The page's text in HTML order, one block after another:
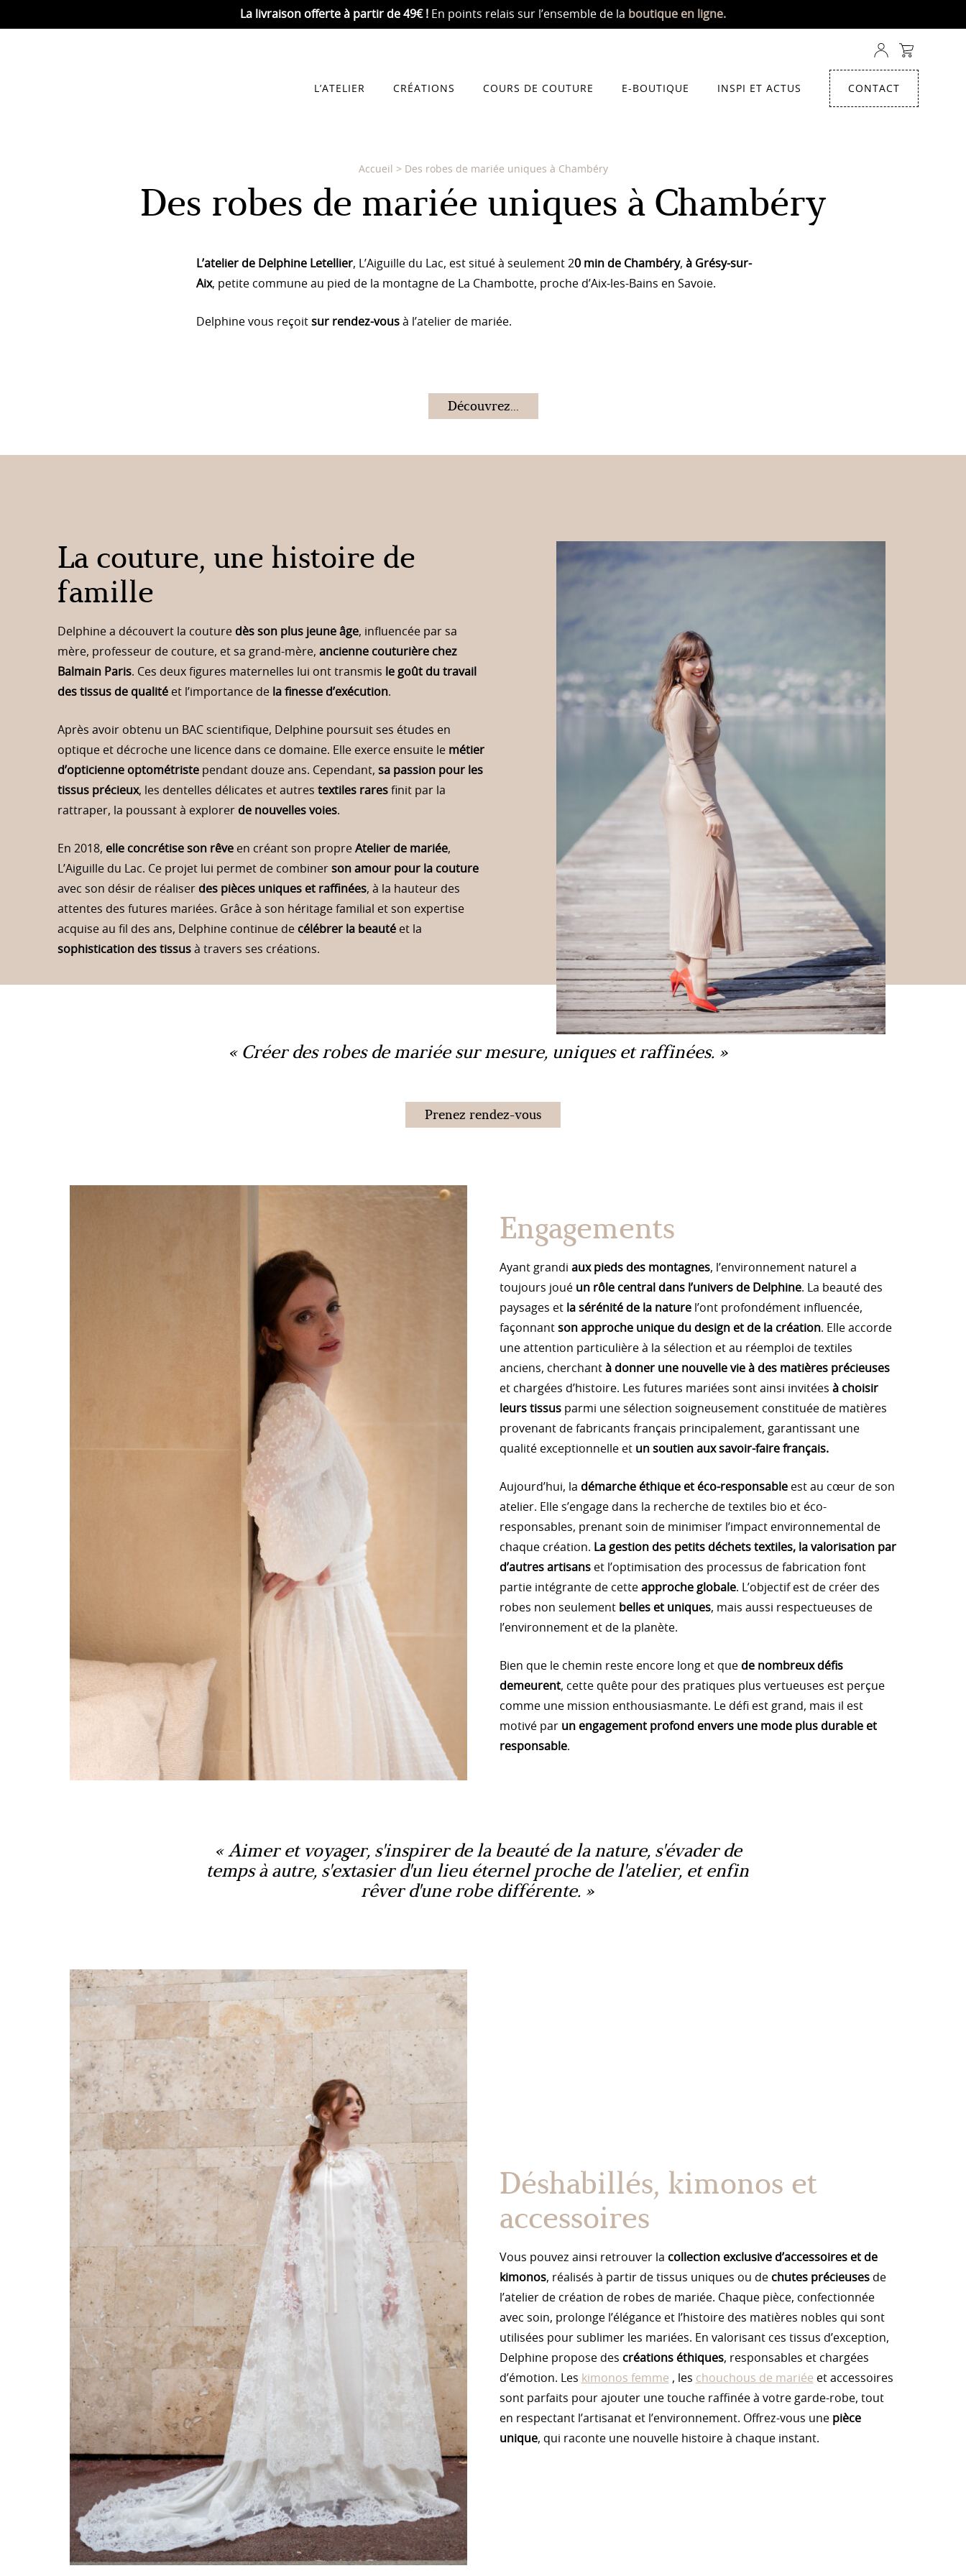
La livraison offerte à partir de 49€ ! En points relais sur l’ensemble de la boutique en ligne.
L’ATELIER CRÉATIONS COURS DE COUTURE E-BOUTIQUE INSPI ET ACTUS CONTACT
Accueil > Des robes de mariée uniques à Chambéry
Des robes de mariée uniques à Chambéry
L’atelier de Delphine Letellier, L’Aiguille du Lac, est situé à seulement 20 min de Chambéry, à Grésy-sur-
Aix, petite commune au pied de la montagne de La Chambotte, proche d’Aix-les-Bains en Savoie.
Delphine vous reçoit sur rendez-vous à l’atelier de mariée.
Découvrez...
La couture, une histoire de
famille
Delphine a découvert la couture dès son plus jeune âge, influencée par sa
mère, professeur de couture, et sa grand-mère, ancienne couturière chez
Balmain Paris. Ces deux figures maternelles lui ont transmis
le goût du travail
des tissus de qualité et l’importance de la finesse d’exécution.
Après avoir obtenu un BAC scientifique, Delphine poursuit ses études en
optique et décroche une licence dans ce domaine. Elle exerce ensuite le métier
d’opticienne optométriste pendant douze ans. Cependant, sa passion pour les
tissus précieux, les dentelles délicates et autres textiles rares finit par la
rattraper, la poussant à explorer de nouvelles voies.
En 2018, elle concrétise son rêve en créant son propre Atelier de mariée,
L’Aiguille du Lac. Ce projet lui permet de combiner son amour pour la couture
avec son désir de réaliser des pièces uniques et raffinées, à la hauteur des
attentes des futures mariées. Grâce à son héritage familial et son expertise
acquise au fil des ans, Delphine continue de célébrer la beauté et la
sophistication des tissus à travers ses créations.
Créer des robes de mariée sur mesure, uniques et raffinées.
Prenez rendez-vous
Engagements
Ayant grandi aux pieds des montagnes, l’environnement naturel a
toujours joué un rôle central dans l’univers de Delphine. La beauté des
paysages et la sérénité de la naturel’ont profondément influencée,
façonnantson approche unique du design et de la création. Elle accorde
une attention particulière à la sélection et au réemploi de textiles
anciens, cherchantà donner une nouvelle vie à des matières précieuses
et chargées d’histoire. Les futures mariées sont ainsi invitées à choisir
leurs tissusparmi une sélection soigneusement constituée de matières
provenant de fabricants français principalement, garantissant une
qualité exceptionnelle et un soutien aux savoir-faire français.
Aujourd’hui, la démarche éthique et éco-responsableest au cœur de son
atelier. Elle s’engage dans la recherche de textiles bio et éco-
responsables, prenant soin de minimiser l’impact environnemental de
chaque création. La gestion des petits déchets textiles, la valorisation par
d’autres artisanset l’optimisation des processus de fabrication font
partie intégrante de cette approche globale. L’objectif est de créer des
robes non seulement belles et uniques, mais aussi respectueuses de
l’environnement et de la planète.
Bien que le chemin reste encore long et que de nombreux défis
demeurent, cette quête pour des pratiques plus vertueuses est perçue
comme une mission enthousiasmante. Le défi est grand, mais il est
motivé par un engagement profond envers une mode plus durable et
responsable.
Aimer et voyager, s'inspirer de la beauté de la nature, s'évader de
temps à autre, s'extasier d'un lieu éternel proche de l'atelier, et enfin
rêver d'une robe différente.
Déshabillés, kimonos et
accessoires
Vous pouvez ainsi retrouver la collection exclusive d’accessoires et de
kimonos, réalisés à partir de tissus uniques ou de chutes précieusesde
l’atelier de création de robes de mariée. Chaque pièce, confectionnée
avec soin, prolonge l’élégance et l’histoire des matières nobles qui sont
utilisées pour sublimer les mariées. En valorisant ces tissus d’exception,
Delphine propose des créations éthiques, responsables et chargées
d’émotion. Les kimonos femme , les chouchous de mariée et accessoires
sont parfaits pour ajouter une touche raffinée à votre garde-robe, tout
en respectant l’artisanat et l’environnement. Offrez-vous une pièce
unique, qui raconte une nouvelle histoire à chaque instant.